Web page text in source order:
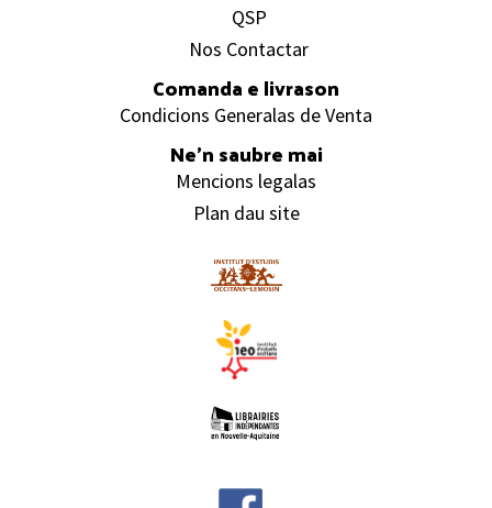
QSP
Nos Contactar
Comanda e livrason
Condicions Generalas de Venta
Ne’n saubre mai
Mencions legalas
Plan dau site